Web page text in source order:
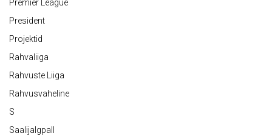
Premier League
President
Projektid
Rahvaliiga
Rahvuste Liiga
Rahvusvaheline
S
Saalijalgpall